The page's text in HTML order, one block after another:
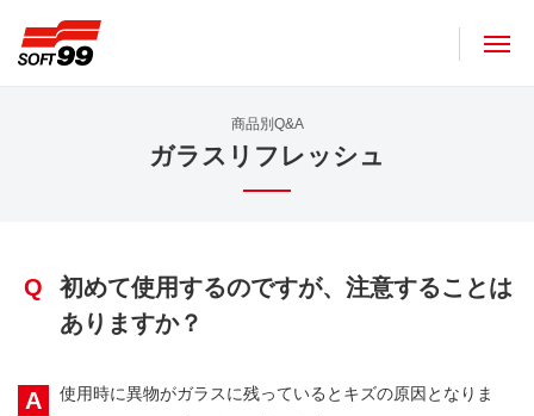
商品別Q&A
ガラスリフレッシュ
Q
初めて使用するのですが、注意することは
ありますか？
A
使用時に異物がガラスに残っているとキズの原因となりま